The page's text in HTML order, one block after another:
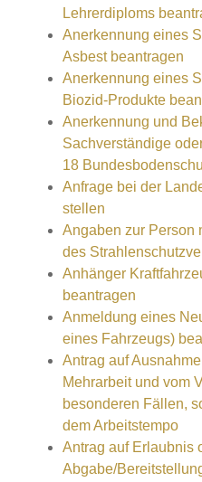
Lehrerdiploms
Anerkennung eines
Asbest beantragen
Anerkennung eines
Biozid-Produkte
Anerkennung und
Sachverständige
18
Anfrage bei der
stellen
Angaben zur Person
des
Anhänger
beantragen
Anmeldung eines
eines Fahrzeugs)
Antrag auf
Mehrarbeit und vom
besonderen Fällen,
dem Arbeitstempo
Antrag auf Erlaubnis
Abgabe/